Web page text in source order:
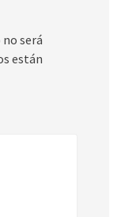
será
están